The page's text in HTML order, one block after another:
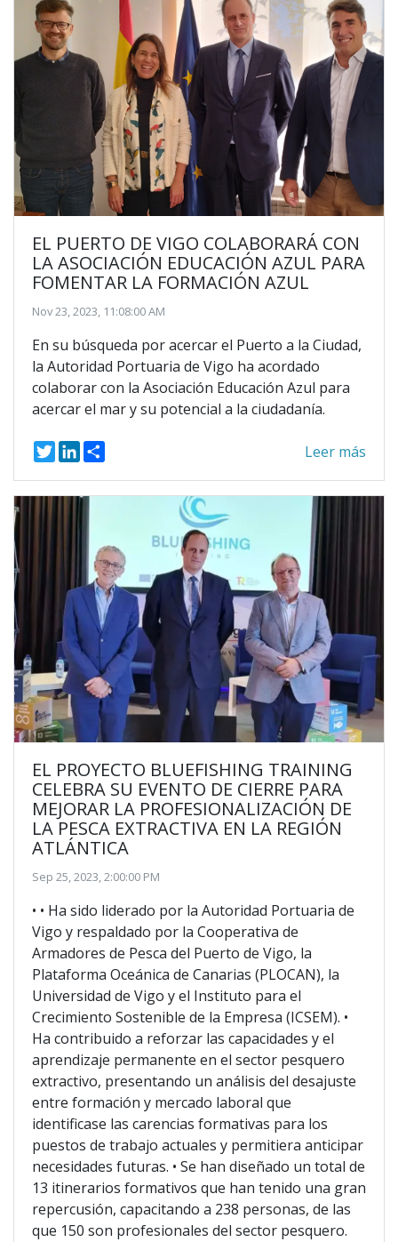
r
EL PUERTO DE VIGO COLABORARÁ CON
LA ASOCIACIÓN EDUCACIÓN AZUL PARA
FOMENTAR LA FORMACIÓN AZUL
Nov 23, 2023, 11:08:00 AM
En su búsqueda por acercar el Puerto a la Ciudad,
la Autoridad Portuaria de Vigo ha acordado
colaborar con la Asociación Educación Azul para
acercar el mar y su potencial a la ciudadanía.
T
w
i
t
t
L
n
k
e
a
r
Leer más
EL PROYECTO BLUEFISHING TRAINING
CELEBRA SU EVENTO DE CIERRE PARA
MEJORAR LA PROFESIONALIZACIÓN DE
LA PESCA EXTRACTIVA EN LA REGIÓN
ATLÁNTICA
Sep 25, 2023, 2:00:00 PM
• • Ha sido liderado por la Autoridad Portuaria de
Vigo y respaldado por la Cooperativa de
Armadores de Pesca del Puerto de Vigo, la
Plataforma Oceánica de Canarias (PLOCAN), la
Universidad de Vigo y el Instituto para el
Crecimiento Sostenible de la Empresa (ICSEM). •
Ha contribuido a reforzar las capacidades y el
aprendizaje permanente en el sector pesquero
extractivo, presentando un análisis del desajuste
entre formación y mercado laboral que
identificase las carencias formativas para los
puestos de trabajo actuales y permitiera anticipar
necesidades futuras. • Se han diseñado un total de
13 itinerarios formativos que han tenido una gran
repercusión, capacitando a 238 personas, de las
que 150 son profesionales del sector pesquero.